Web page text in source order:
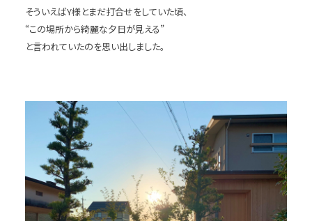
そういえばY様とまだ打合せをしていた頃、
“この場所から綺麗な夕日が見える”
と言われていたのを思い出しました。